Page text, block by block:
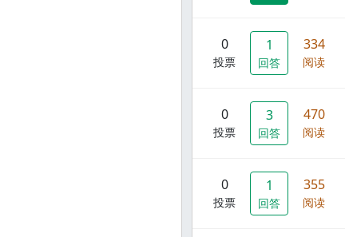
0
投票
1
回答
334
阅读
0
投票
3
回答
470
阅读
0
投票
1
回答
355
阅读